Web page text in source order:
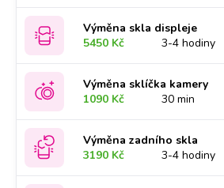
Výměna skla displeje
5450 Kč
3-4 hodiny
Výměna sklíčka kamery
1090 Kč
30 min
Výměna zadního skla
3190 Kč
3-4 hodiny